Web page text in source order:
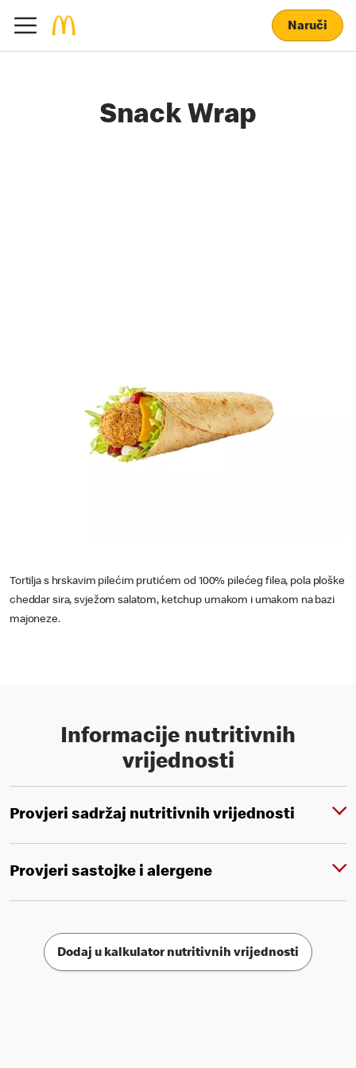
Naruči
Snack Wrap
Tortilja s hrskavim pilećim prutićem od 100% pilećeg filea, pola ploške
cheddar sira, svježom salatom, ketchup umakom i umakom na bazi
majoneze.
Informacije nutritivnih
vrijednosti
Provjeri sadržaj nutritivnih vrijednosti
Provjeri sastojke i alergene
Dodaj u kalkulator nutritivnih vrijednosti